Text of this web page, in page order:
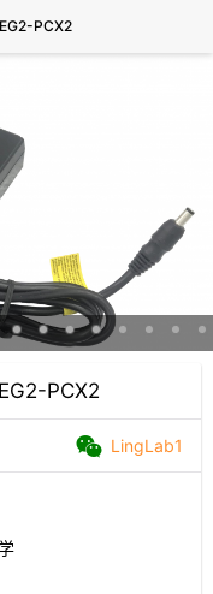
PCX2
PCX2
LingLab1